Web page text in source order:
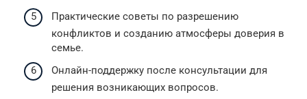
Практические советы по разрешению
конфликтов и созданию атмосферы доверия в
семье.
Онлайн-поддержку после консультации для
решения возникающих вопросов.